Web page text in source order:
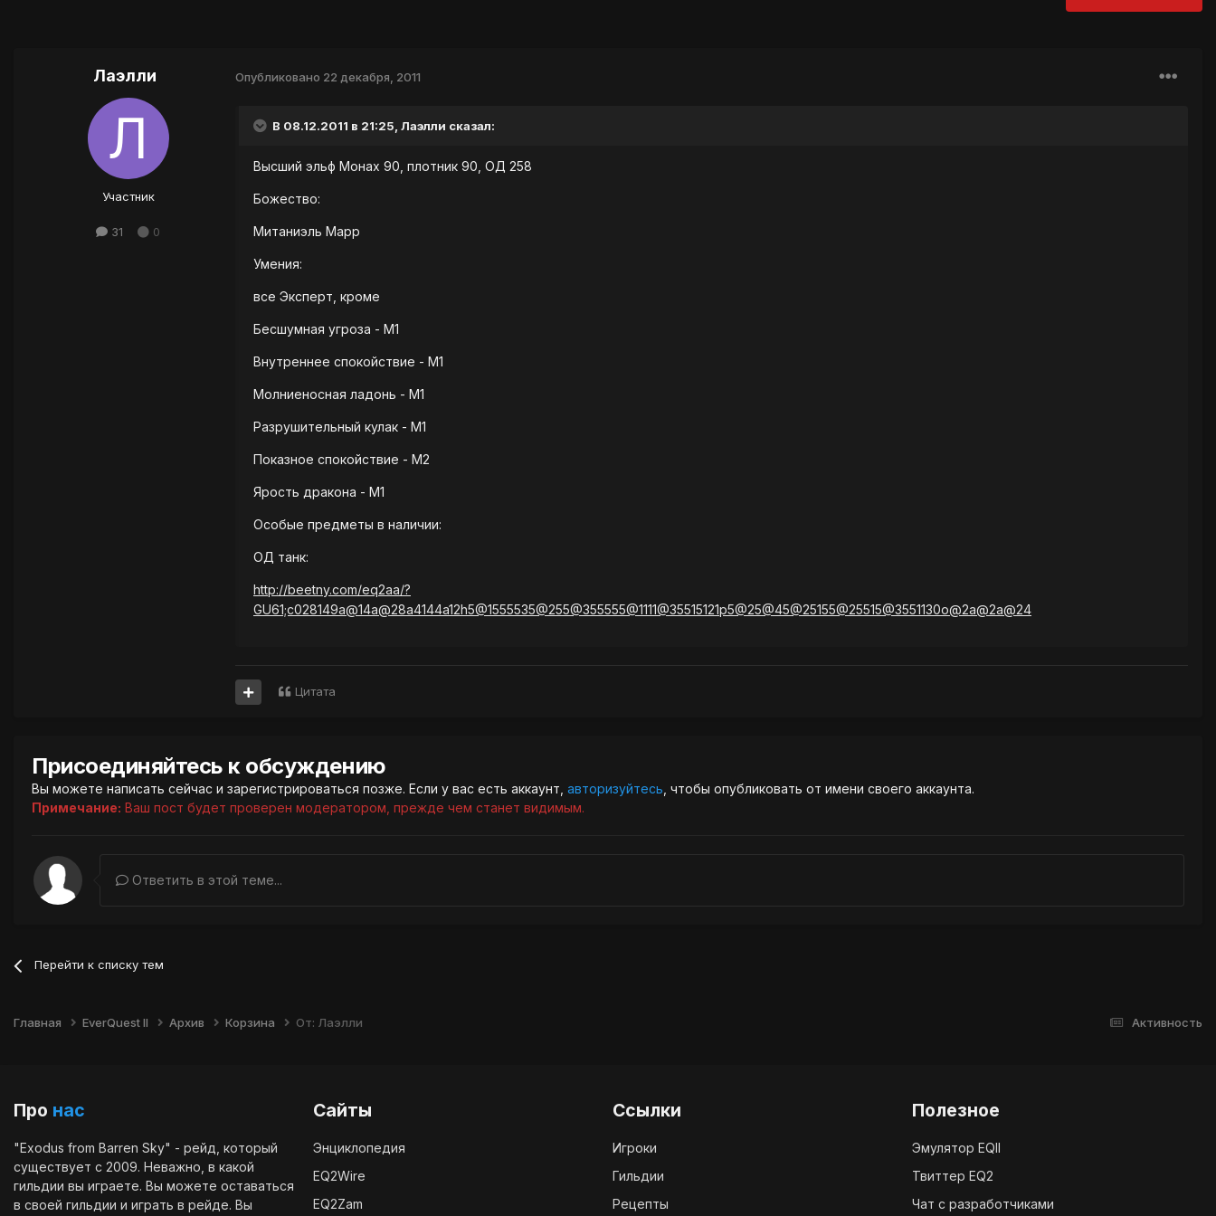
Лаэлли
Участник
31 0
Опубликовано 22 декабря, 2011
В 08.12.2011 в 21:25, Лaэлли сказал:
Высший эльф Монах 90, плотник 90, ОД 258
Божество:
Митаниэль Марр
Умения:
все Эксперт, кроме
Бесшумная угроза - М1
Внутреннее спокойствие - М1
Молниеносная ладонь - М1
Разрушительный кулак - М1
Показное спокойствие - М2
Ярость дракона - М1
Особые предметы в наличии:
ОД танк:
http://beetny.com/eq2aa/?
GU61;c028149a@14a@28a4144a12h5@1555535@255@355555@1111@35515121p5@25@45@25155@25515@3551130o@2a@2a@24
Цитата
Присоединяйтесь к обсуждению
Вы можете написать сейчас и зарегистрироваться позже. Если у вас есть аккаунт, авторизуйтесь , чтобы опубликовать от имени своего аккаунта.
Примечание: Ваш пост будет проверен модератором, прежде чем станет видимым.
Ответить в этой теме...
Перейти к списку тем
Активность
Главная EverQuest II Архив Корзина От: Лаэлли
Про нас
"Exodus from Barren Sky" - рейд, который
существует с 2009. Неважно, в какой
гильдии вы играете. Вы можете оставаться
в своей гильдии и играть в рейде. Вы
Сайты
Энциклопедия
EQ2Wire
EQ2Zam
Ссылки
Игроки
Гильдии
Рецепты
Полезное
Эмулятор EQII
Твиттер EQ2
Чат с разработчиками